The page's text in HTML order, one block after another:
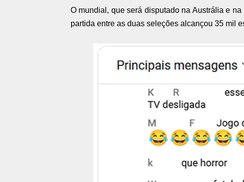
O mundial, que será disputado na Austrália e
partida entre as duas seleções alcançou 35 mil